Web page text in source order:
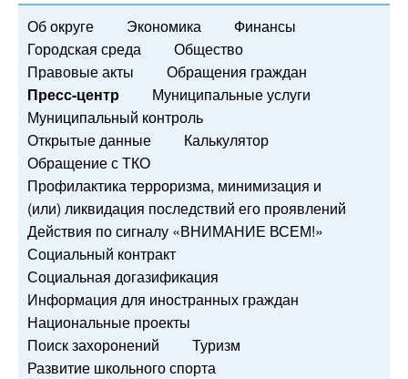
Об округе Экономика
Финансы
Городская среда
Общество
Правовые акты
Обращения граждан
Пресс-центр
Муниципальные услуги
Муниципальный контроль
Открытые данные
Калькулятор
Обращение с ТКО
Профилактика терроризма, минимизация и
(или) ликвидация последствий его проявлений
Действия по сигналу «ВНИМАНИЕ ВСЕМ!»
Социальный контракт
Социальная догазификация
Информация для иностранных граждан
Национальные проекты
Поиск захоронений
Туризм
Развитие школьного спорта